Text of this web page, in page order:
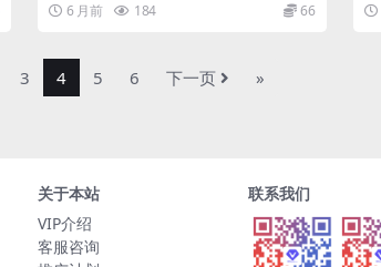
6 月前 184 66
3 4 5 6 下一页 »
关于本站
VIP介绍
客服咨询
联系我们